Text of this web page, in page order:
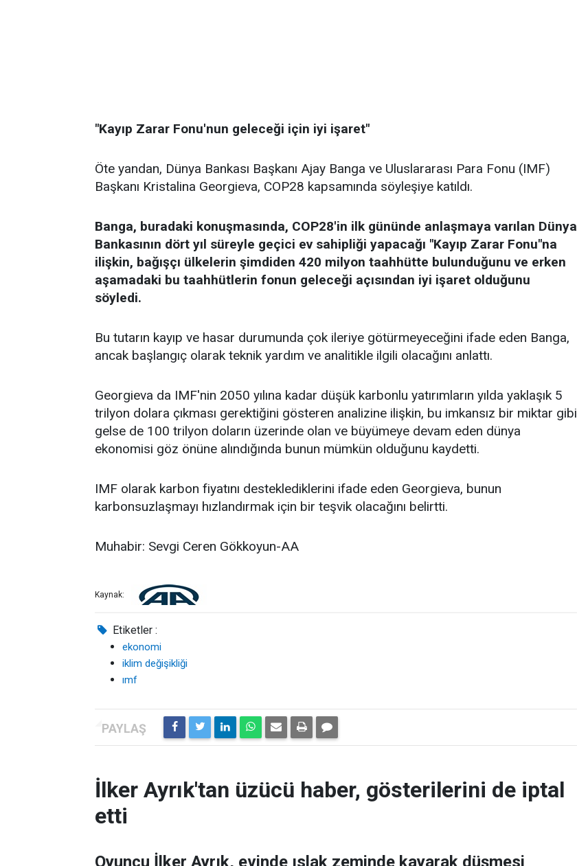
"Kayıp Zarar Fonu'nun geleceği için iyi işaret"
Öte yandan, Dünya Bankası Başkanı Ajay Banga ve Uluslararası Para Fonu (IMF)
Başkanı Kristalina Georgieva, COP28 kapsamında söyleşiye katıldı.
Banga, buradaki konuşmasında, COP28'in ilk gününde anlaşmaya varılan Dünya
Bankasının dört yıl süreyle geçici ev sahipliği yapacağı "Kayıp Zarar Fonu"na
ilişkin, bağışçı ülkelerin şimdiden 420 milyon taahhütte bulunduğunu ve erken
aşamadaki bu taahhütlerin fonun geleceği açısından iyi işaret olduğunu
söyledi.
Bu tutarın kayıp ve hasar durumunda çok ileriye götürmeyeceğini ifade eden Banga,
ancak başlangıç olarak teknik yardım ve analitikle ilgili olacağını anlattı.
Georgieva da IMF'nin 2050 yılına kadar düşük karbonlu yatırımların yılda yaklaşık 5
trilyon dolara çıkması gerektiğini gösteren analizine ilişkin, bu imkansız bir miktar gibi
gelse de 100 trilyon doların üzerinde olan ve büyümeye devam eden dünya
ekonomisi göz önüne alındığında bunun mümkün olduğunu kaydetti.
IMF olarak karbon fiyatını desteklediklerini ifade eden Georgieva, bunun
karbonsuzlaşmayı hızlandırmak için bir teşvik olacağını belirtti.
Muhabir: Sevgi Ceren Gökkoyun-AA
Kaynak:
Etiketler :
ekonomi
iklim değişikliği
ımf
İlker Ayrık'tan üzücü haber, gösterilerini de iptal
etti
Oyuncu İlker Ayrık, evinde ıslak zeminde kayarak düşmesi